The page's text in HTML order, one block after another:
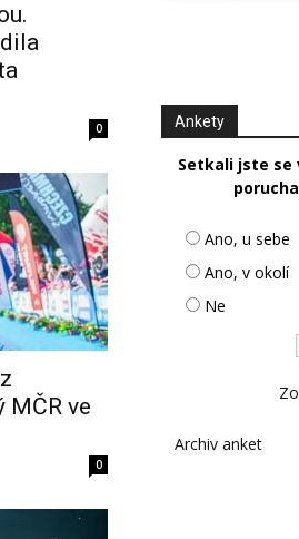
0
MČR ve
0
Ankety
Setkali jste se
Ano, u sebe
Ano, v okolí
Ne
Archiv anket